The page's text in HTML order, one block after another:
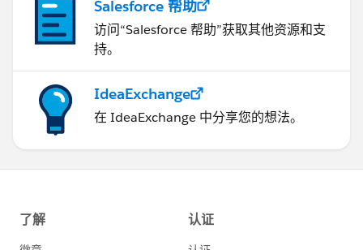
Salesforce 帮助
访问“Salesforce 帮助”获取其他资源和支
持。
IdeaExchange
在 IdeaExchange 中分享您的想法。